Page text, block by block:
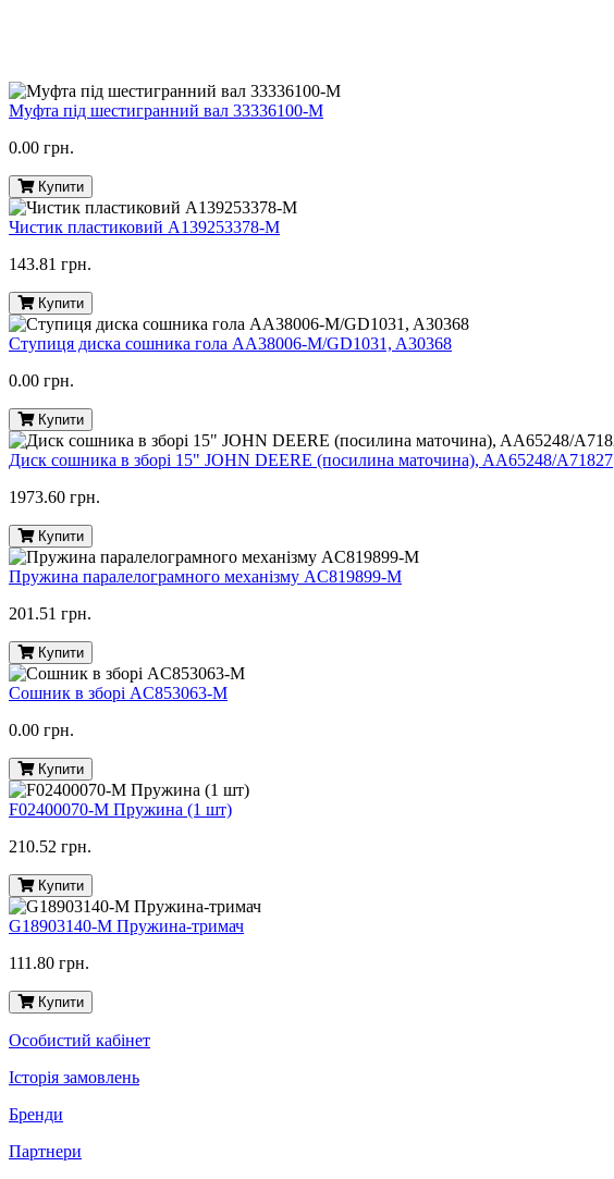
Муфта під шестигранний вал 33336100-M
0.00 грн.
Купити
Чистик пластиковий A139253378-M
143.81 грн.
Купити
Ступиця диска сошника гола AA38006-M/GD1031, A30368
0.00 грн.
Купити
Диск сошника в зборі 15" JOHN DEERE (посилина маточина), AA65248/A71827
1973.60 грн.
Купити
Пружина паралелограмного механізму AC819899-M
201.51 грн.
Купити
Сошник в зборі AC853063-M
0.00 грн.
Купити
F02400070-M Пружина (1 шт)
210.52 грн.
Купити
G18903140-M Пружина-тримач
111.80 грн.
Купити
Особистий кабінет
Історія замовлень
Бренди
Партнери